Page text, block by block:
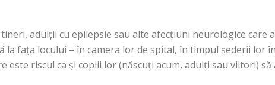
adulții cu epilepsie sau alte afecțiuni neurologice care
la fața locului – în camera lor de spital, în timpul șederii lor
este riscul ca și copiii lor (născuți acum, adulți sau viitori)